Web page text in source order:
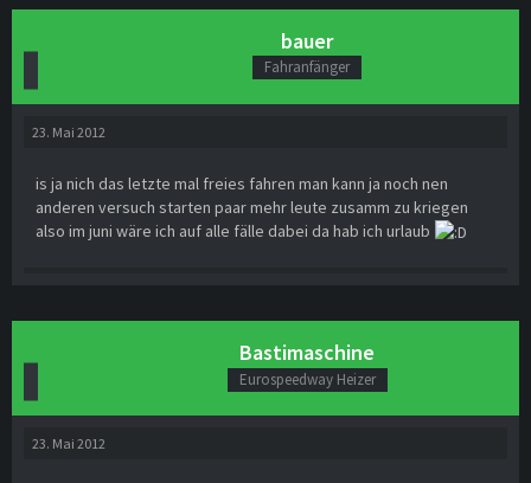
bauer
Fahranfänger
23. Mai 2012
is ja nich das letzte mal freies fahren man kann ja noch nen
anderen versuch starten paar mehr leute zusamm zu kriegen
also im juni wäre ich auf alle fälle dabei da hab ich urlaub
Bastimaschine
Eurospeedway Heizer
23. Mai 2012